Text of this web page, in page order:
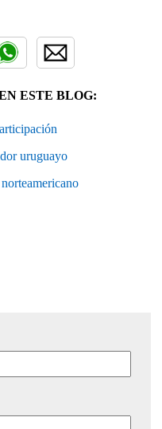
ESTE BLOG:
uruguayo